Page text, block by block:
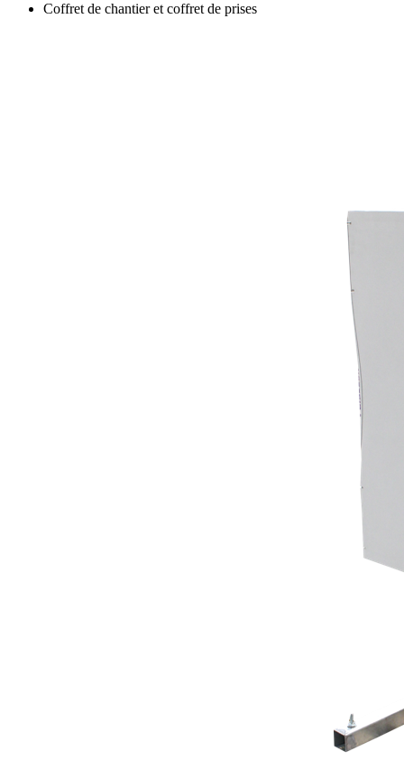
Coffret de chantier et coffret de prises